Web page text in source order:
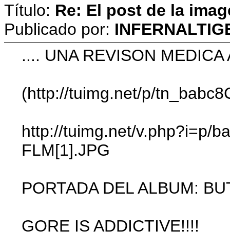
Título: Re: El post de la
Publicado por:
.... UNA REVISON
(http://tuimg.net/p/
http://tuimg.net/v.php?i=p/
FLM[1].JPG
PORTADA DEL ALBUM:
GORE IS ADDICTIVE!!!!